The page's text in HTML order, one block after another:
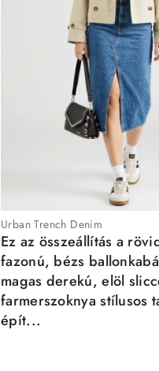
Urban Trench Denim
Ez az összeállítás a
fazonú, bézs
magas derekú, elöl
farmerszoknya stílusos
épít...